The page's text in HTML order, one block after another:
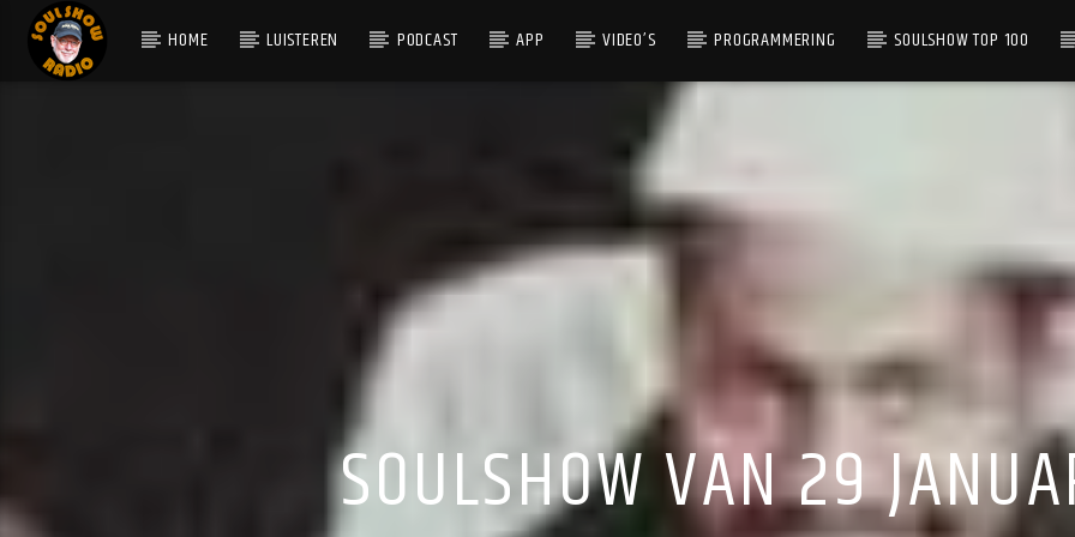
HOME LUISTEREN PODCAST APP VIDEO’S PROGRAMMERING SOULSHOW TOP 100
SOULSHOW VAN 29